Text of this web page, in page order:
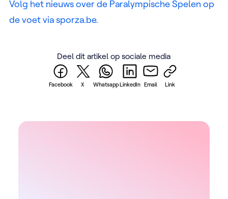
Volg het nieuws over de Paralympische Spelen op
de voet via sporza.be.
Deel dit artikel op sociale media
Facebook X WhatsappLinkedIn Email Link